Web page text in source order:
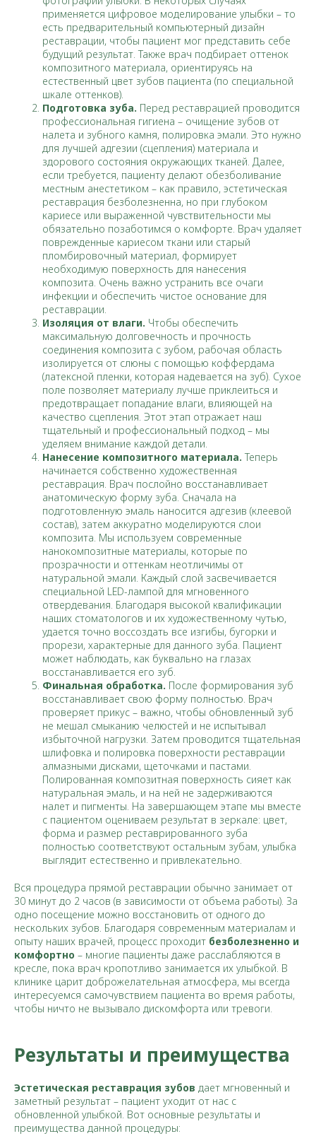
применяется цифровое моделирование улыбки – то
есть предварительный компьютерный дизайн
реставрации, чтобы пациент мог представить себе
будущий результат. Также врач подбирает оттенок
композитного материала, ориентируясь на
естественный цвет зубов пациента (по специальной
шкале оттенков).
Подготовка зуба. Перед реставрацией проводится
профессиональная гигиена – очищение зубов от
налета и зубного камня, полировка эмали. Это нужно
для лучшей адгезии (сцепления) материала и
здорового состояния окружающих тканей. Далее,
если требуется, пациенту делают обезболивание
местным анестетиком – как правило, эстетическая
реставрация безболезненна, но при глубоком
кариесе или выраженной чувствительности мы
обязательно позаботимся о комфорте. Врач удаляет
поврежденные кариесом ткани или старый
пломбировочный материал, формирует
необходимую поверхность для нанесения
композита. Очень важно устранить все очаги
инфекции и обеспечить чистое основание для
реставрации.
Изоляция от влаги. Чтобы обеспечить
максимальную долговечность и прочность
соединения композита с зубом, рабочая область
изолируется от слюны с помощью коффердама
(латексной пленки, которая надевается на зуб). Сухое
поле позволяет материалу лучше приклеиться и
предотвращает попадание влаги, влияющей на
качество сцепления. Этот этап отражает наш
тщательный и профессиональный подход – мы
уделяем внимание каждой детали.
Нанесение композитного материала. Теперь
начинается собственно художественная
реставрация. Врач послойно восстанавливает
анатомическую форму зуба. Сначала на
подготовленную эмаль наносится адгезив (клеевой
состав), затем аккуратно моделируются слои
композита. Мы используем современные
нанокомпозитные материалы, которые по
прозрачности и оттенкам неотличимы от
натуральной эмали. Каждый слой засвечивается
специальной LED-лампой для мгновенного
отвердевания. Благодаря высокой квалификации
наших стоматологов и их художественному чутью,
удается точно воссоздать все изгибы, бугорки и
прорези, характерные для данного зуба. Пациент
может наблюдать, как буквально на глазах
восстанавливается его зуб.
Финальная обработка. После формирования зуб
восстанавливает свою форму полностью. Врач
проверяет прикус – важно, чтобы обновленный зуб
не мешал смыканию челюстей и не испытывал
избыточной нагрузки. Затем проводится тщательная
шлифовка и полировка поверхности реставрации
алмазными дисками, щеточками и пастами.
Полированная композитная поверхность сияет как
натуральная эмаль, и на ней не задерживаются
налет и пигменты. На завершающем этапе мы вместе
с пациентом оцениваем результат в зеркале: цвет,
форма и размер реставрированного зуба
полностью соответствуют остальным зубам, улыбка
выглядит естественно и привлекательно.
Вся процедура прямой реставрации обычно занимает от
30 минут до 2 часов (в зависимости от объема работы). За
одно посещение можно восстановить от одного до
нескольких зубов. Благодаря современным материалам и
опыту наших врачей, процесс проходит безболезненно и
комфортно – многие пациенты даже расслабляются в
кресле, пока врач кропотливо занимается их улыбкой. В
клинике царит доброжелательная атмосфера, мы всегда
интересуемся самочувствием пациента во время работы,
чтобы ничто не вызывало дискомфорта или тревоги.
Результаты и преимущества
Эстетическая реставрация зубов дает мгновенный и
заметный результат – пациент уходит от нас с
обновленной улыбкой. Вот основные результаты и
преимущества данной процедуры: